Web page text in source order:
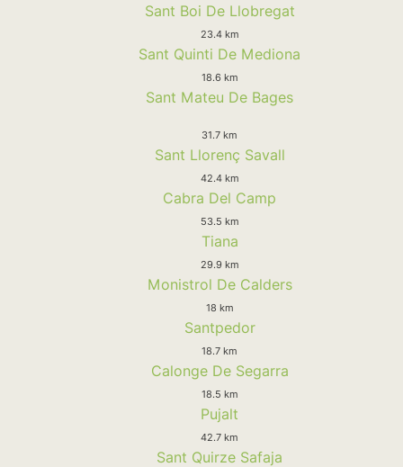
Sant Boi De Llobregat
23.4 km
Sant Quinti De Mediona
18.6 km
Sant Mateu De Bages
31.7 km
Sant Llorenç Savall
42.4 km
Cabra Del Camp
53.5 km
Tiana
29.9 km
Monistrol De Calders
18 km
Santpedor
18.7 km
Calonge De Segarra
18.5 km
Pujalt
42.7 km
Sant Quirze Safaja